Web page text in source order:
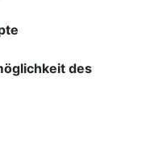
des